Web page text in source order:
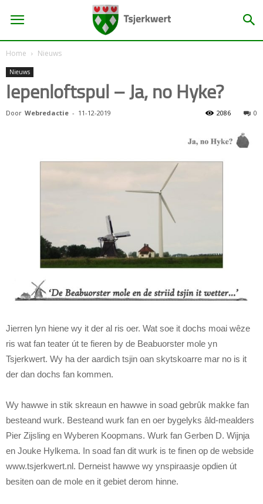
Home Nieuws
Nieuws
Iepenloftspul – Ja, no Hyke?
Door Webredactie - 11-12-2019 0
2086
Jierren lyn hiene wy it der al ris oer. Wat soe it dochs moai wêze
ris wat fan teater út te fieren by de Beabuorster mole yn
Tsjerkwert. Wy ha der aardich tsjin oan skytskoarre mar no is it
der dan dochs fan kommen.
Wy hawwe in stik skreaun en hawwe in soad gebrûk makke fan
besteand wurk. Besteand wurk fan en oer bygelyks âld-mealders
Pier Zijsling en Wyberen Koopmans. Wurk fan Gerben D. Wijnja
en Jouke Hylkema. In soad fan dit wurk is te finen op de webside
www.tsjerkwert.nl. Derneist hawwe wy ynspiraasje opdien út
besiten oan de mole en it gebiet derom hinne.